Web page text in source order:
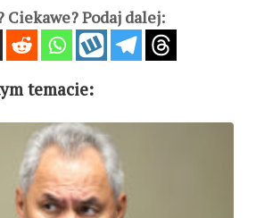
Ciekawe? Podaj dalej:
temacie: